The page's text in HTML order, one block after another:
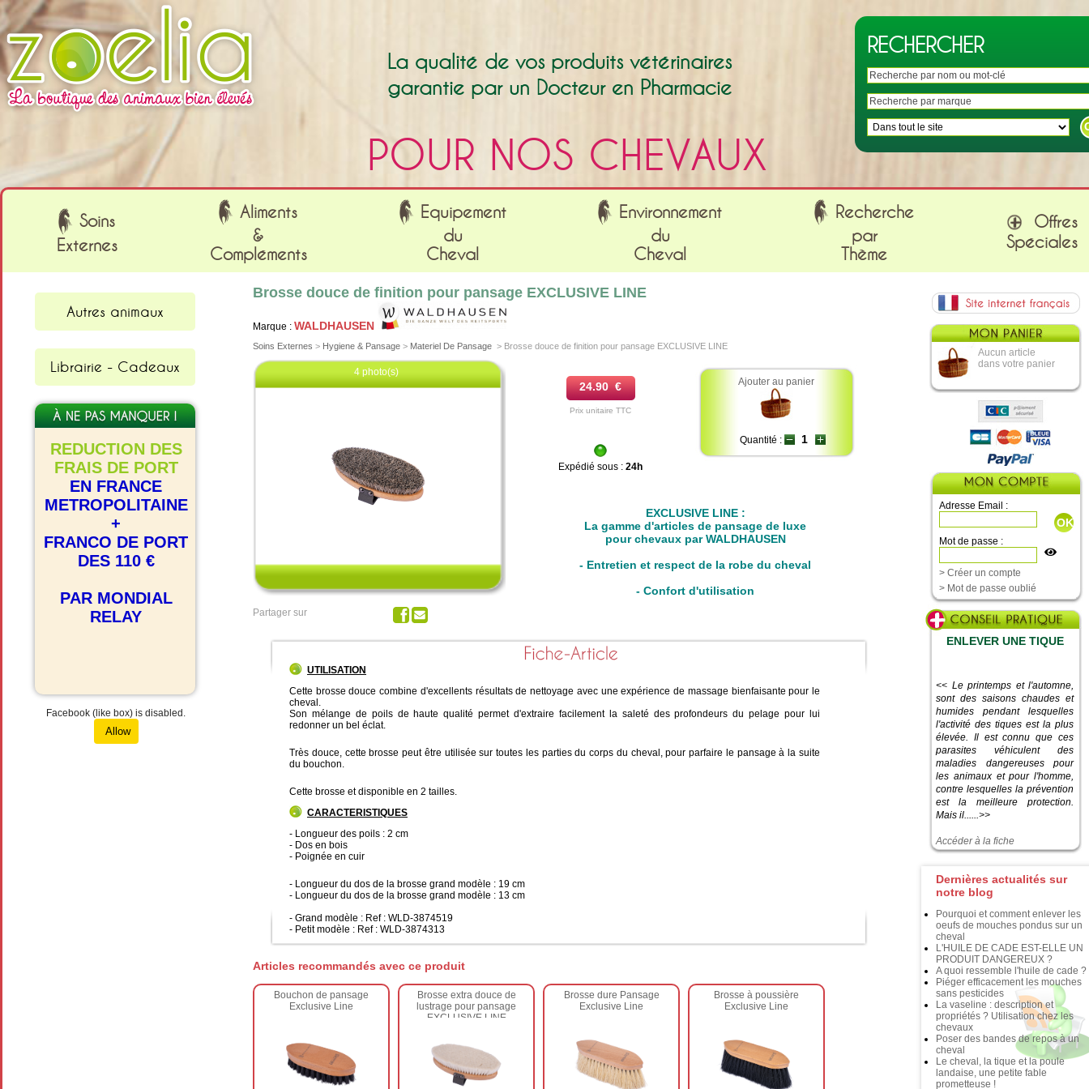
RECHERCHER
La qualité de vos produits vétérinaires
garantie par un Docteur en Pharmacie
POUR NOS CHEVAUX
Soins
Externes
Aliments
&
Compléments
Equipement
du
Cheval
Environnement
du
Cheval
Recherche
par
Thème
Offres
Spéciales
Autres animaux
Librairie - Cadeaux
REDUCTION DES
FRAIS DE PORT
EN FRANCE
METROPOLITAINE
+
FRANCO DE PORT
DES 110 €
PAR MONDIAL
RELAY
Facebook (like box) is disabled.
Allow
Brosse douce de finition pour pansage EXCLUSIVE LINE
Marque : WALDHAUSEN
Soins Externes > Hygiene & Pansage > Materiel De Pansage > Brosse douce de finition pour pansage EXCLUSIVE LINE
4 photo(s)
Partager sur
24.90 €
Prix unitaire TTC
Expédié sous : 24h
Ajouter au panier
Quantité :
EXCLUSIVE LINE :
La gamme d'articles de pansage de luxe
pour chevaux par WALDHAUSEN
- Entretien et respect de la robe du cheval
- Confort d'utilisation
UTILISATION
Cette brosse douce combine d'excellents résultats de nettoyage avec une expérience de massage bienfaisante pour le
cheval.
Son mélange de poils de haute qualité permet d'extraire facilement la saleté des profondeurs du pelage pour lui
redonner un bel éclat.
Très douce, cette brosse peut être utilisée sur toutes les parties du corps du cheval, pour parfaire le pansage à la suite
du bouchon.
Cette brosse et disponible en 2 tailles.
CARACTERISTIQUES
- Longueur des poils : 2 cm
- Dos en bois
- Poignée en cuir
- Longueur du dos de la brosse grand modèle : 19 cm
- Longueur du dos de la brosse grand modèle : 13 cm
- Grand modèle : Ref : WLD-3874519
- Petit modèle : Ref : WLD-3874313
Articles recommandés avec ce produit
Bouchon de pansage
Exclusive Line
Brosse extra douce de
lustrage pour pansage
EXCLUSIVE LINE
Brosse dure Pansage
Exclusive Line
Brosse à poussière
Exclusive Line
Aucun article
dans votre panier
Adresse Email :
Mot de passe :
> Créer un compte
> Mot de passe oublié
ENLEVER UNE TIQUE
<< Le printemps et l'automne,
sont des saisons chaudes et
humides pendant lesquelles
l'activité des tiques est la plus
élevée. Il est connu que ces
parasites véhiculent des
maladies dangereuses pour
les animaux et pour l'homme,
contre lesquelles la prévention
est la meilleure protection.
Mais il......>>
Accéder à la fiche
Dernières actualités sur
notre blog
Pourquoi et comment enlever les
oeufs de mouches pondus sur un
cheval
L'HUILE DE CADE EST-ELLE UN
PRODUIT DANGEREUX ?
A quoi ressemble l'huile de cade ?
Piéger efficacement les mouches
sans pesticides
La vaseline : description et
propriétés ? Utilisation chez les
chevaux
Poser des bandes de repos à un
cheval
Le cheval, la tique et la poule
landaise, une petite fable
prometteuse !
Cookies management panel